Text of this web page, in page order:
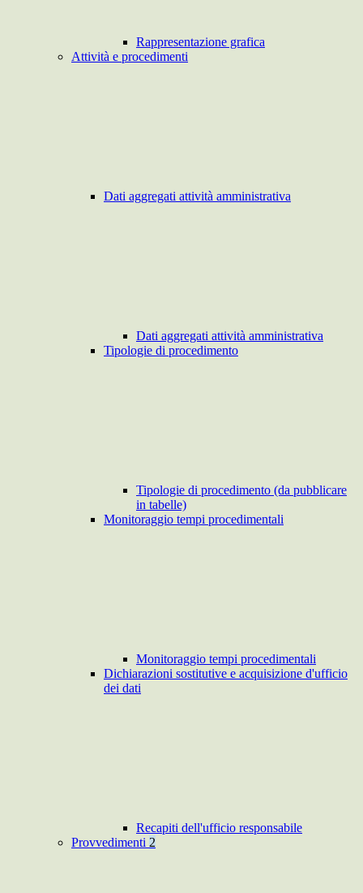
Rappresentazione grafica
Attività e procedimenti
Dati aggregati attività amministrativa
Dati aggregati attività amministrativa
Tipologie di procedimento
Tipologie di procedimento (da pubblicare
in tabelle)
Monitoraggio tempi procedimentali
Monitoraggio tempi procedimentali
Dichiarazioni sostitutive e acquisizione d'ufficio
dei dati
Recapiti dell'ufficio responsabile
Provvedimenti 2